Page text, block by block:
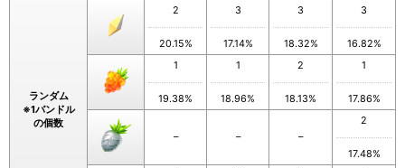
ランダム
※1バンドル
の個数
2
20.15%
3
17.14%
3
18.32%
3
16.82%
1
19.38%
1
18.96%
2
18.13%
1
17.86%
– – –
2
17.48%